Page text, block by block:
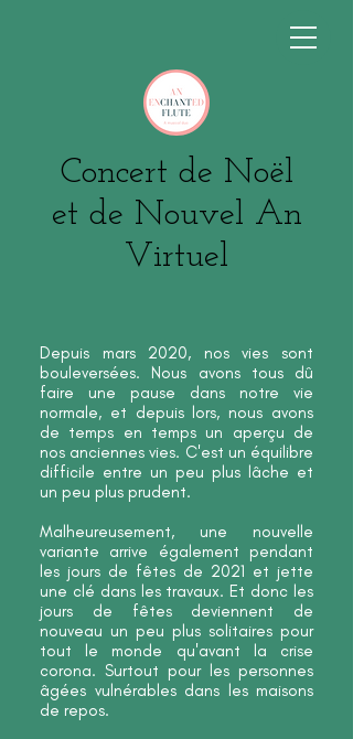
Concert de Noël
et de Nouvel An
Virtuel
Depuis mars 2020, nos vies sont
bouleversées. Nous avons tous dû
faire une pause dans notre vie
normale, et depuis lors, nous avons
de temps en temps un aperçu de
nos anciennes vies. C'est un équilibre
difficile entre un peu plus lâche et
un peu plus prudent.
Malheureusement, une nouvelle
variante arrive également pendant
les jours de fêtes de 2021 et jette
une clé dans les travaux. Et donc les
jours de fêtes deviennent de
nouveau un peu plus solitaires pour
tout le monde qu'avant la crise
corona. Surtout pour les personnes
âgées vulnérables dans les maisons
de repos.